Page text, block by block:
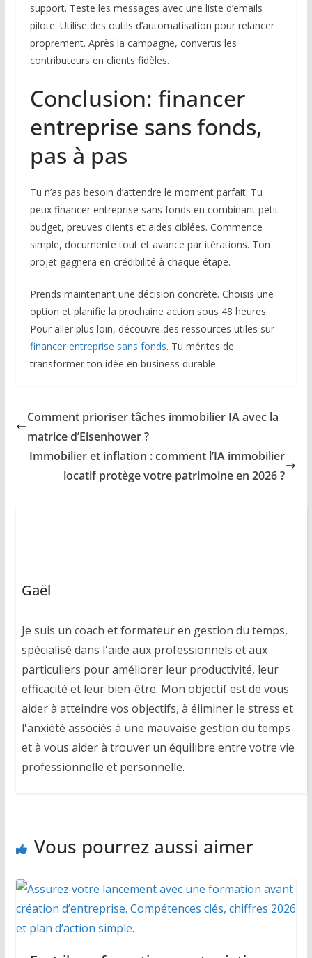
support. Teste les messages avec une liste d’emails
pilote. Utilise des outils d’automatisation pour relancer
proprement. Après la campagne, convertis les
contributeurs en clients fidèles.
Conclusion: financer
entreprise sans fonds,
pas à pas
Tu n’as pas besoin d’attendre le moment parfait. Tu
peux financer entreprise sans fonds en combinant petit
budget, preuves clients et aides ciblées. Commence
simple, documente tout et avance par itérations. Ton
projet gagnera en crédibilité à chaque étape.
Prends maintenant une décision concrète. Choisis une
option et planifie la prochaine action sous 48 heures.
Pour aller plus loin, découvre des ressources utiles sur
financer entreprise sans fonds. Tu mérites de
transformer ton idée en business durable.
Comment prioriser tâches immobilier IA avec la
matrice d’Eisenhower ?
Immobilier et inflation : comment l’IA immobilier
locatif protège votre patrimoine en 2026 ?
Gaël
Je suis un coach et formateur en gestion du temps,
spécialisé dans l'aide aux professionnels et aux
particuliers pour améliorer leur productivité, leur
efficacité et leur bien-être. Mon objectif est de vous
aider à atteindre vos objectifs, à éliminer le stress et
l'anxiété associés à une mauvaise gestion du temps
et à vous aider à trouver un équilibre entre votre vie
professionnelle et personnelle.
Vous pourrez aussi aimer